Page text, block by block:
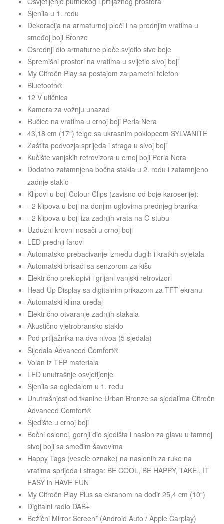
Sjenila u 1. redu
Dekoracija na armaturnoj ploči i na prednjim vratima u
smeđoj boji Bronze
Osrednji dio armaturne ploče svjetlo sive boje
Spremišni prostori na vratima u svijetlo sivoj boji
My Citroën Play sa postajom za pametni telefon
Bluetooth®
12 V utičnica
Kamera za vožnju unazad
Ručice na vratima u crnoj boji Perla Nera
43,18 cm (17“) felge sa ukrasnim poklopcem SYLVANITE
Zaštita podvozja sprijeda i straga u sivoj boji
Kučište vanjskih retrovizora u crnoj boji Perla Nera
Dodatno zatamnjena bočna stakla u 2. redu i zatamnjeno
zadnje staklo
Klipovi u boji Colour Clips (zavisno od boje karoserije):
- 2 klipova u boji na donjim uglovima prednjeg branika
- 2 klipova u boji iza zadnjih vrata na C-stubu
Uzdužni krovni nosači u crnoj boji
LED prednji farovi
Automatsko prebacivanje između dugih i kratkih svjetala
Automatski brisači sa senzorom za kišu
Električno preklopivi i grijani vanjski retrovizori
Head-Up Display sa digitalnim prikazom za TFT ekranu
Automatski klima uređaj
Električno otvaranje zadnjih stakala
Akustično vjetrobransko staklo
Pod prtljažnika na dva nivoa (5 sjedala)
Sijedala Advanced Comfort®
Volan iz TEP materiala
LED unutrašnje osvjetljenje
Sjenila sa ogledalom u 1. redu
Unutrašnjost od tkanine Urban Bronze sa sjedalima Citroën
Advanced Comfort®
Sjedište u crnoj boji
Bočni oslonci, gornji dio sjedišta i naslon za glavu u tamnoj
sivoj boji sa smeđim šavovima
Happy Tags (vesele oznake) na naslonih za ruke na
vratima sprijeda i straga: BE COOL, BE HAPPY, TAKE , IT
EASY in HAVE FUN
My Citroën Play Plus sa ekranom na dodir 25,4 cm (10“)
Digitalni radio DAB+
Bežični Mirror Screen* (Android Auto / Apple Carplay)